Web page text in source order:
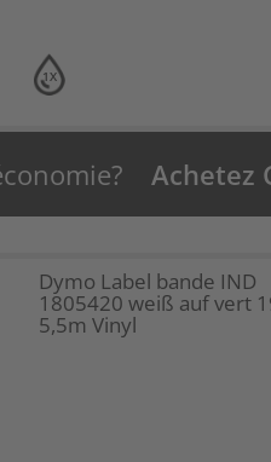
1X
Achetez
Dymo Label bande IND
1805420 weiß auf vert
5,5m Vinyl